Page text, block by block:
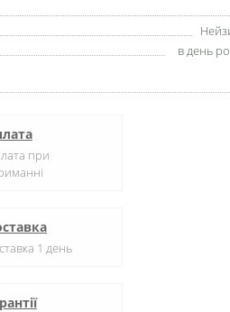
в день
при
1 день